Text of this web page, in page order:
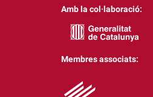
Amb la col·laboració:
Membres associats: